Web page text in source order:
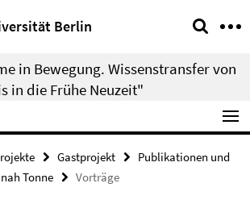
Berlin
in Bewegung. Wissenstransfer von
in die Frühe Neuzeit"
Gastprojekt
Publikationen und
Tonne Vorträge